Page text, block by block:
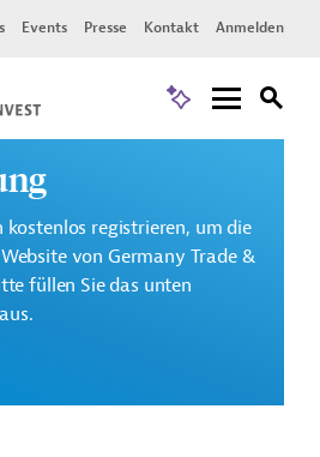
Events Presse Kontakt Anmelden
kostenlos registrieren, um die
von Germany Trade &
füllen Sie das unten